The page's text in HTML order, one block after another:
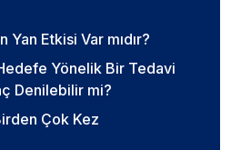
Etkisi Var mıdır?
Yönelik Bir Tedavi
Denilebilir mi?
Çok Kez